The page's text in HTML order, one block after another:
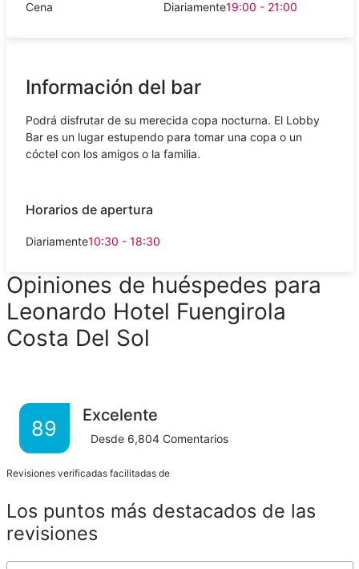
Cena Diariamente19:00 - 21:00
Información del bar
Podrá disfrutar de su merecida copa nocturna. El Lobby
Bar es un lugar estupendo para tomar una copa o un
cóctel con los amigos o la familia.
Horarios de apertura
Diariamente10:30 - 18:30
Opiniones de huéspedes para
Leonardo Hotel Fuengirola
Costa Del Sol
89
Excelente
Desde 6,804 Comentarios
Revisiones verificadas facilitadas de
Los puntos más destacados de las
revisiones